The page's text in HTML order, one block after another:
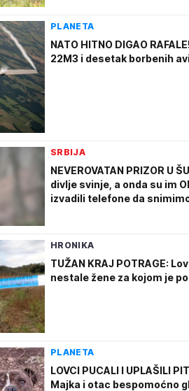
PLANETA
NATO HITNO DIGAO
22M3 i desetak borbenih
SRBIJA
NEVEROVATAN PRIZOR U
divlje svinje, a onda su im
izvadili telefone da
HRONIKA
TUŽAN KRAJ POTRAGE:
nestale žene za kojom je
PLANETA
LOVCI PUCALI I UPLAŠILI
Majka i otac bespomoćno